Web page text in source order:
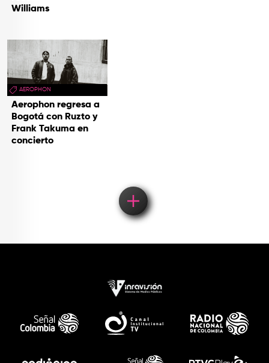
Williams
AEROPHON
Aerophon regresa a
Bogotá con Ruzto y
Frank Takuma en
concierto